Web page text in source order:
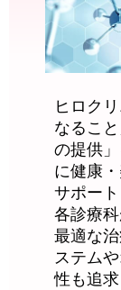
ヒロク
なるこ
の提供
に健康
サポート
各診療
最適な
ステム
性も追求